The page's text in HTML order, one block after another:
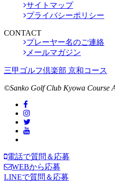
サイトマップ
プライバシーポリシー
CONTACT
プレーヤー名のご連絡
メールマガジン
三甲ゴルフ倶楽部 京和コース
©Sanko Golf Club Kyowa Course
電話で質問＆応募
WEBから応募
LINEで質問＆応募